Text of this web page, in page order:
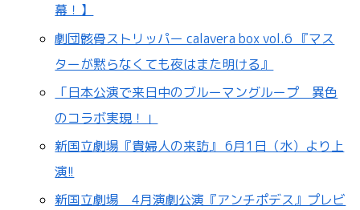
幕！】
劇団骸骨ストリッパー calavera box vol.6 『マス
ターが黙らなくても夜はまた明ける』
「日本公演で来日中のブルーマングループ 異色
のコラボ実現！」
新国立劇場『貴婦人の来訪』 6月1日（水）より上
演!!
新国立劇場 4月演劇公演『アンチポデス』プレビ